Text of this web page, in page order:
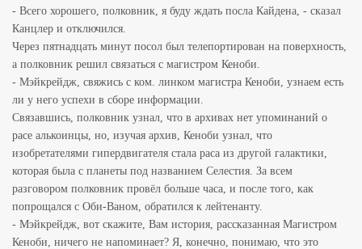
- Всего хорошего, полковник, я буду ждать посла Кайдена, - сказал
Канцлер и отключился.
Через пятнадцать минут посол был телепортирован на поверхность,
а полковник решил связаться с магистром Кеноби.
- Мэйкрейдж, свяжись с ком. линком магистра Кеноби, узнаем есть
ли у него успехи в сборе информации.
Связавшись, полковник узнал, что в архивах нет упоминаний о
расе алькоинцы, но, изучая архив, Кеноби узнал, что
изобретателями гипердвигателя стала раса из другой галактики,
которая была с планеты под названием Селестия. За всем
разговором полковник провёл больше часа, и после того, как
попрощался с Оби-Ваном, обратился к лейтенанту.
- Мэйкрейдж, вот скажите, Вам история, рассказанная Магистром
Кеноби, ничего не напоминает? Я, конечно, понимаю, что это